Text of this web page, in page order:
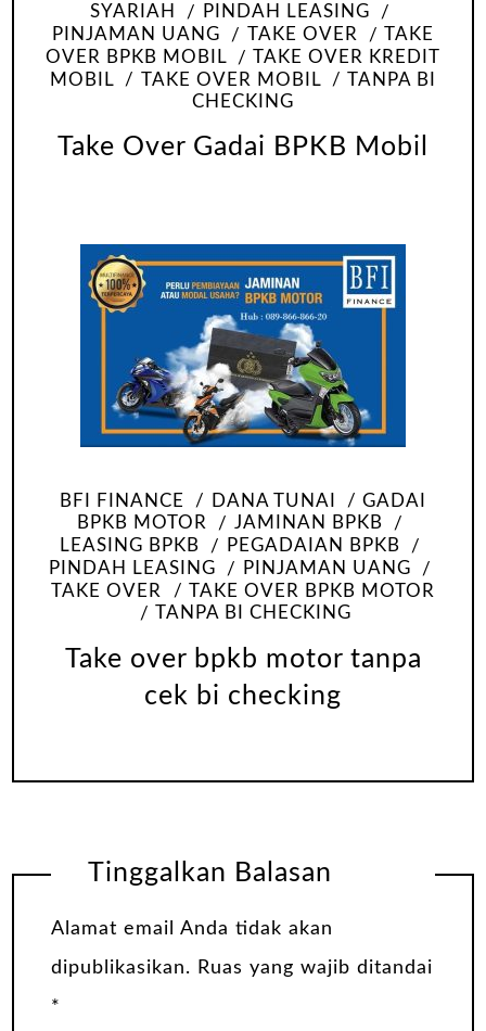
SYARIAH
PINDAH LEASING
PINJAMAN UANG
TAKE OVER
TAKE
OVER BPKB MOBIL
TAKE OVER KREDIT
MOBIL
TAKE OVER MOBIL
TANPA BI
CHECKING
Take Over Gadai BPKB Mobil
BFI FINANCE DANA TUNAI
GADAI
BPKB MOTOR
JAMINAN BPKB
LEASING BPKB
PEGADAIAN BPKB
PINDAH LEASING
PINJAMAN UANG
TAKE OVER
TAKE OVER BPKB MOTOR
TANPA BI CHECKING
Take over bpkb motor tanpa
cek bi checking
Tinggalkan Balasan
Alamat email Anda tidak akan
dipublikasikan. Ruas yang wajib ditandai
*